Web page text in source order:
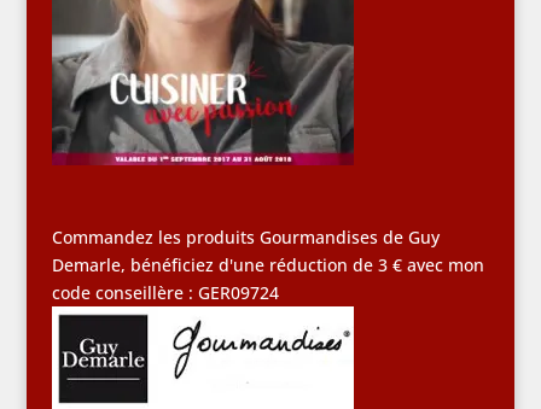
Commandez les produits Gourmandises de Guy
Demarle, bénéficiez d'une réduction de 3 € avec mon
code conseillère : GER09724